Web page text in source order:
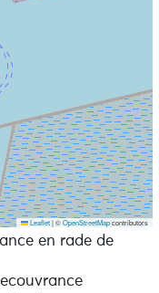
Leaflet |©OpenStreetMapcontributors
en rade de